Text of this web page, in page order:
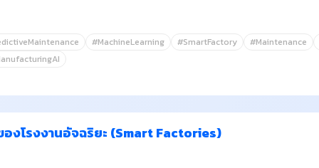
#MachineLearning #SmartFactory #Maintenance
งโรงงานอัจฉริยะ (Smart Factories)